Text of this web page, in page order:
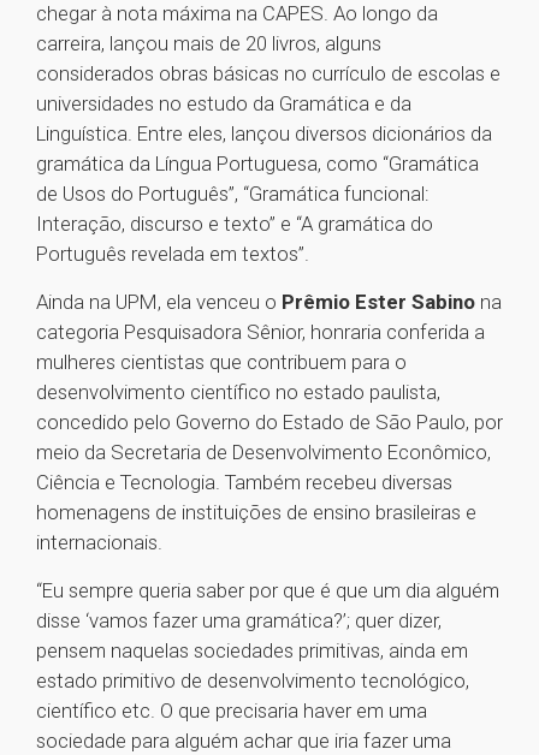
chegar à nota máxima na CAPES. Ao longo da
carreira, lançou mais de 20 livros, alguns
considerados obras básicas no currículo de escolas e
universidades no estudo da Gramática e da
Linguística. Entre eles, lançou diversos dicionários da
gramática da Língua Portuguesa, como “Gramática
de Usos do Português”, “Gramática funcional:
Interação, discurso e texto” e “A gramática do
Português revelada em textos”.
Ainda na UPM, ela venceu o Prêmio Ester Sabino na
categoria Pesquisadora Sênior, honraria conferida a
mulheres cientistas que contribuem para o
desenvolvimento científico no estado paulista,
concedido pelo Governo do Estado de São Paulo, por
meio da Secretaria de Desenvolvimento Econômico,
Ciência e Tecnologia. Também recebeu diversas
homenagens de instituições de ensino brasileiras e
internacionais.
“Eu sempre queria saber por que é que um dia alguém
disse ‘vamos fazer uma gramática?’; quer dizer,
pensem naquelas sociedades primitivas, ainda em
estado primitivo de desenvolvimento tecnológico,
científico etc. O que precisaria haver em uma
sociedade para alguém achar que iria fazer uma